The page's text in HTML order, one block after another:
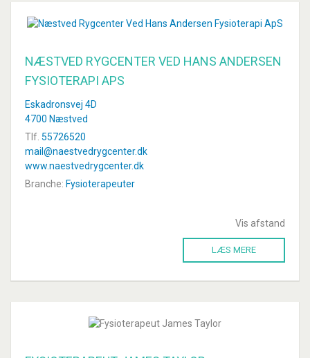
NÆSTVED RYGCENTER VED HANS ANDERSEN
FYSIOTERAPI APS
Eskadronsvej 4D
4700 Næstved
Tlf. 55726520
mail@naestvedrygcenter.dk
www.naestvedrygcenter.dk
Branche: Fysioterapeuter
Vis afstand
LÆS MERE